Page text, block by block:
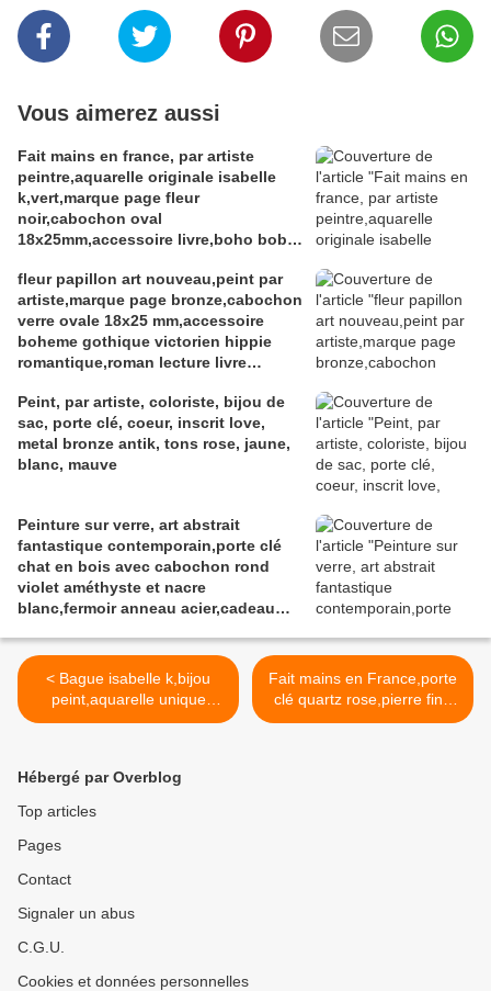
Vous aimerez aussi
Fait mains en france, par artiste
peintre,aquarelle originale isabelle
k,vert,marque page fleur
noir,cabochon oval
18x25mm,accessoire livre,boho bobo
nouveau,baroque victorien
rococo,cadeau fete
anniversaire,abstrait,fashion punk
ethnique
fleur papillon art nouveau,peint par
artiste,marque page bronze,cabochon
verre ovale 18x25 mm,accessoire
boheme gothique victorien hippie
romantique,roman lecture livre
gris marron
Peint, par artiste, coloriste, bijou de
sac, porte clé, coeur, inscrit love,
metal bronze antik, tons rose, jaune,
blanc, mauve
Peinture sur verre, art abstrait
fantastique contemporain,porte clé
chat en bois avec cabochon rond
violet améthyste et nacre
blanc,fermoir anneau acier,cadeau
< Bague isabelle k,bijou
peint,aquarelle unique
originale,rouge vert
bobo boho,victorien
gothique, edouardien
tendance fashion, punk
anniversaire noel, st
valentin retraite ceremonie
Fait mains en France,porte
clé quartz rose,pierre fine
semi précieuse,bois
Hébergé par Overblog
Top articles
Pages
Contact
Signaler un abus
C.G.U.
Cookies et données personnelles